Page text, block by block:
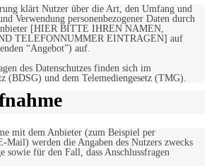
klärt Nutzer über die Art, den Umfang und
Verwendung personenbezogener Daten durch
[HIER BITTE IHREN NAMEN,
TELEFONNUMMER EINTRAGEN] auf
“Angebot”) auf.
des Datenschutzes finden sich im
(BDSG) und dem Telemediengesetz (TMG).
mit dem Anbieter (zum Beispiel per
werden die Angaben des Nutzers zwecks
sowie für den Fall, dass Anschlussfragen